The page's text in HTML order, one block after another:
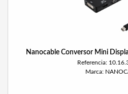
Nanocable Conversor Mini
Referencia:
Marca: